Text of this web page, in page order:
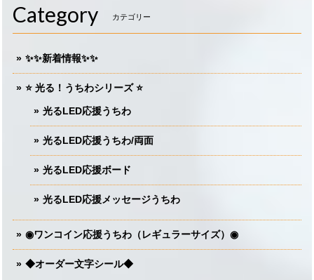
Category カテゴリー
✨✨新着情報✨✨
⭐️ 光る！うちわシリーズ ⭐️
光るLED応援うちわ
光るLED応援うちわ/両面
光るLED応援ボード
光るLED応援メッセージうちわ
◉ワンコイン応援うちわ（レギュラーサイズ）◉
◆オーダー文字シール◆